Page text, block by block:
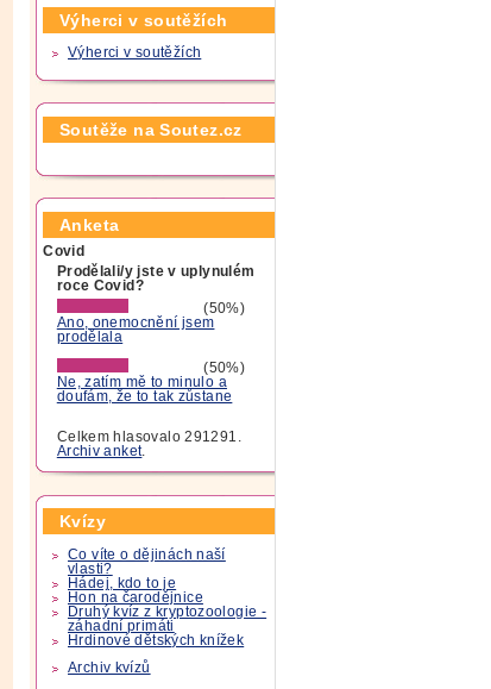
Výherci v soutěžích
Výherci v soutěžích
Soutěže na Soutez.cz
Anketa
Covid
Prodělali/y jste v uplynulém
roce Covid?
(50%)
Ano, onemocnění jsem
prodělala
(50%)
Ne, zatím mě to minulo a
doufám, že to tak zůstane
Celkem hlasovalo 291291.
Archiv anket.
Kvízy
Co víte o dějinách naší
vlasti?
Hádej, kdo to je
Hon na čarodějnice
Druhý kvíz z kryptozoologie -
záhadní primáti
Hrdinové dětských knížek
Archiv kvízů